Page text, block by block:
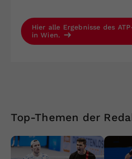
Hier alle Ergebnisse des
in Wien.
Top-Themen der